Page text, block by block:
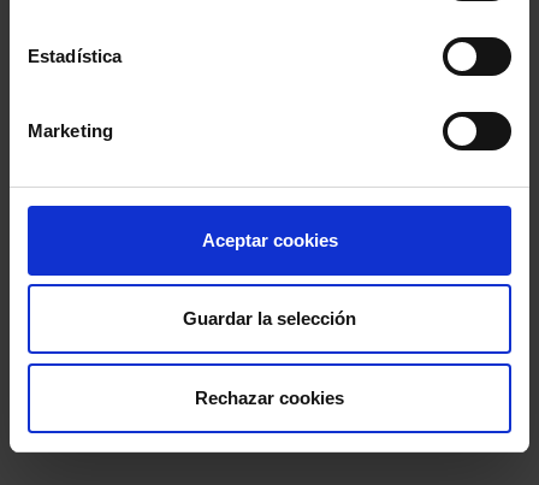
Estadística
Marketing
Aceptar cookies
Guardar la selección
Rechazar cookies